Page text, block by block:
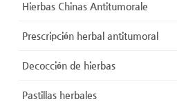
Hierbas Chinas Antitumorale
Prescripción herbal antitumoral
Decocción de hierbas
Pastillas herbales